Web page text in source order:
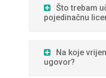
Što trebam
pojedinačnu
Na koje
ugovor?